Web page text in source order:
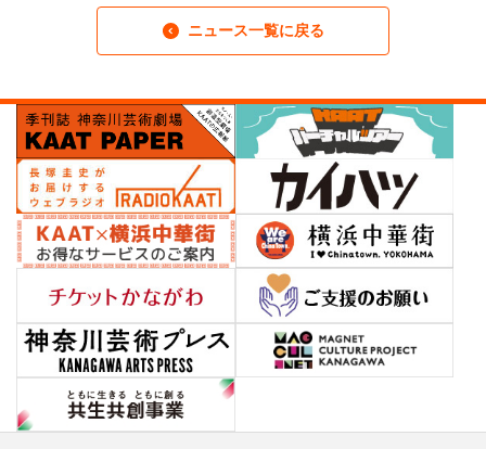
ニュース一覧に戻る